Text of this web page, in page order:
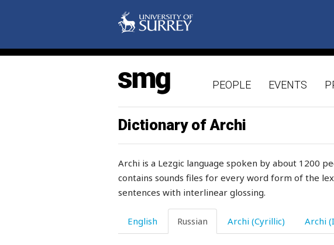
PEOPLE EVENTS
Dictionary of Archi
Archi is a Lezgic language spoken by about 1200
contains sounds files for every word form of the
sentences with interlinear glossing.
English Russian Archi (Cyrillic) Archi
вкратце
вкусно
вкусный
влагалище
владельец
владение
власть
влечение